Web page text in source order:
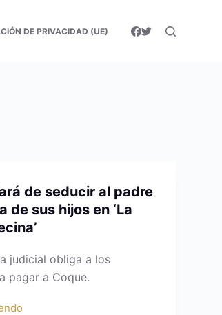
DE PRIVACIDAD (UE)
de seducir al padre
de sus hijos en ‘La
judicial obliga a los
pagar a Coque.